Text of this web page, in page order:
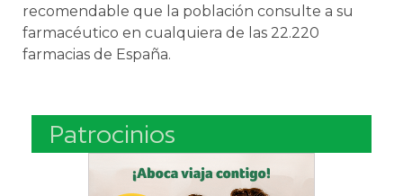
recomendable que la población consulte a su
farmacéutico en cualquiera de las 22.220
farmacias de España.
Patrocinios